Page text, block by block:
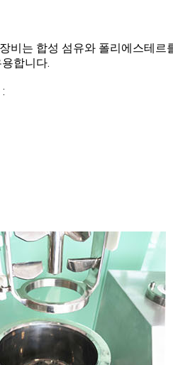
비는 합성 섬유와 폴리에스테르
합니다.